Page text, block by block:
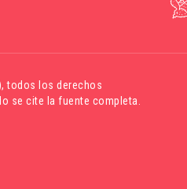
, todos los derechos
se cite la fuente completa.